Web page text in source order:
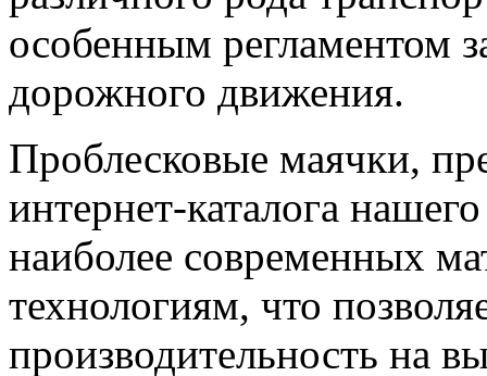
особенным регламентом
дорожного движения.
Проблесковые маячки,
интернет-каталога
наиболее современных
технологиям, что
производительность на